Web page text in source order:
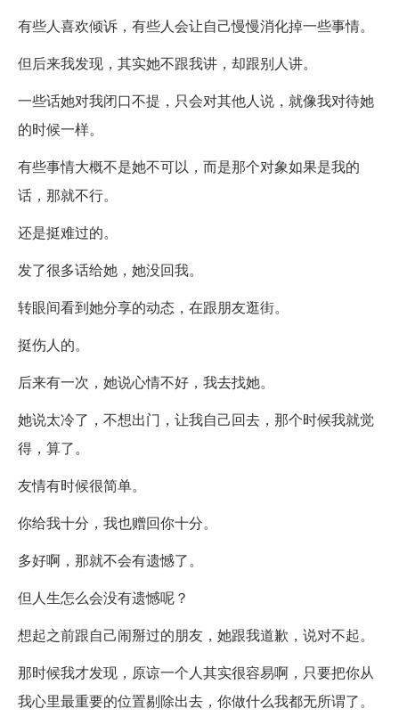
有些人喜欢倾诉，有些人会让自己慢慢消化掉一些事情。
但后来我发现，其实她不跟我讲，却跟别人讲。
一些话她对我闭口不提，只会对其他人说，就像我对待她
的时候一样。
有些事情大概不是她不可以，而是那个对象如果是我的
话，那就不行。
还是挺难过的。
发了很多话给她，她没回我。
转眼间看到她分享的动态，在跟朋友逛街。
挺伤人的。
后来有一次，她说心情不好，我去找她。
她说太冷了，不想出门，让我自己回去，那个时候我就觉
得，算了。
友情有时候很简单。
你给我十分，我也赠回你十分。
多好啊，那就不会有遗憾了。
但人生怎么会没有遗憾呢？
想起之前跟自己闹掰过的朋友，她跟我道歉，说对不起。
那时候我才发现，原谅一个人其实很容易啊，只要把你从
我心里最重要的位置剔除出去，你做什么我都无所谓了。